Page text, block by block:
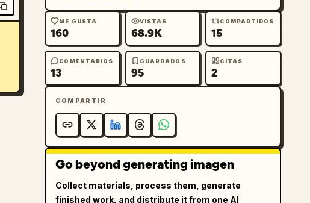
ME GUSTA
160
VISTAS
68.9K
COMPARTIDOS
15
COMENTARIOS
13
GUARDADOS
95
CITAS
2
COMPARTIR
Go beyond generating imagen
Collect materials, process them, generate
finished work, and distribute it from one AI